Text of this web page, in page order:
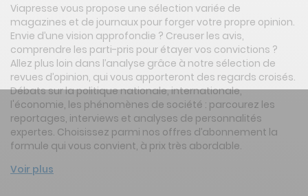
Viapresse vous propose une sélection variée de
magazines et de journaux pour forger votre propre opinion.
Envie d’une vision approfondie ? Creuser les avis,
comprendre les parti-pris pour étayer vos convictions ?
Allez plus loin dans l’analyse grâce à notre sélection de
revues d’opinion, qui vous apporteront des regards croisés.
Débats sur la politique nationale, internationale,
l'économie, les phénomènes de société : parcourez les
reportages, interviews et analyses de personnalités
expertes. Choisissez parmi nos offres d’abonnement la
formule qui vous convient, à prix très abordable.
Voir plus